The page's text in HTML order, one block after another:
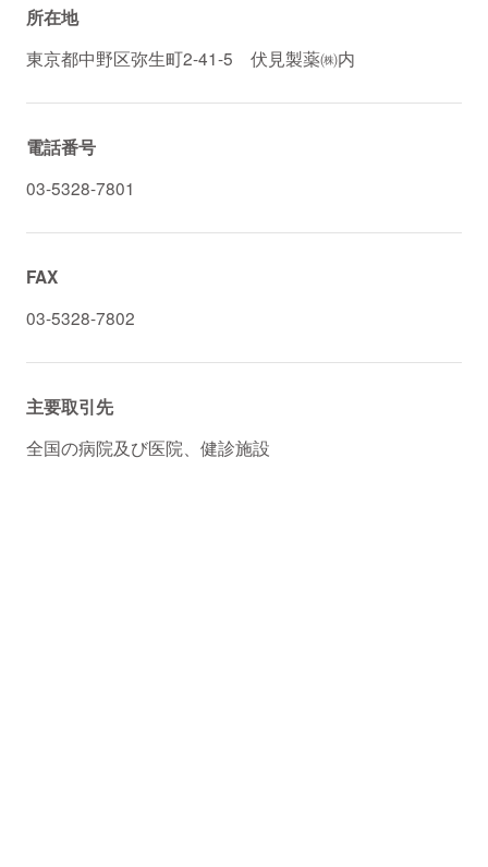
所在地
東京都中野区弥生町2-41-5 伏見製薬㈱内
電話番号
03-5328-7801
FAX
03-5328-7802
主要取引先
全国の病院及び医院、健診施設